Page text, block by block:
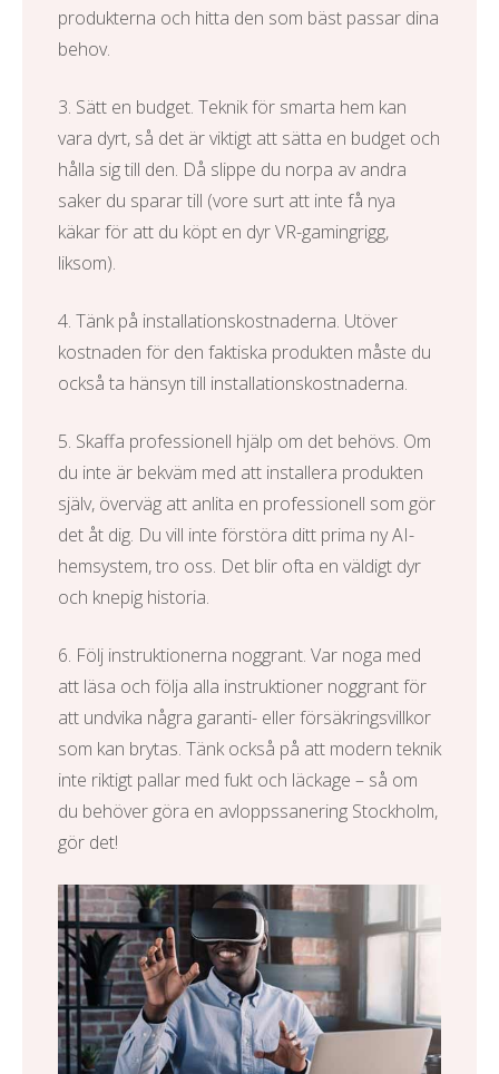
produkterna och hitta den som bäst passar dina
behov.
3. Sätt en budget. Teknik för smarta hem kan
vara dyrt, så det är viktigt att sätta en budget och
hålla sig till den. Då slippe du norpa av andra
saker du sparar till (vore surt att inte få nya
käkar för att du köpt en dyr VR-gamingrigg,
liksom).
4. Tänk på installationskostnaderna. Utöver
kostnaden för den faktiska produkten måste du
också ta hänsyn till installationskostnaderna.
5. Skaffa professionell hjälp om det behövs. Om
du inte är bekväm med att installera produkten
själv, överväg att anlita en professionell som gör
det åt dig. Du vill inte förstöra ditt prima ny AI-
hemsystem, tro oss. Det blir ofta en väldigt dyr
och knepig historia.
6. Följ instruktionerna noggrant. Var noga med
att läsa och följa alla instruktioner noggrant för
att undvika några garanti- eller försäkringsvillkor
som kan brytas. Tänk också på att modern teknik
inte riktigt pallar med fukt och läckage – så om
du behöver göra en avloppssanering Stockholm,
gör det!